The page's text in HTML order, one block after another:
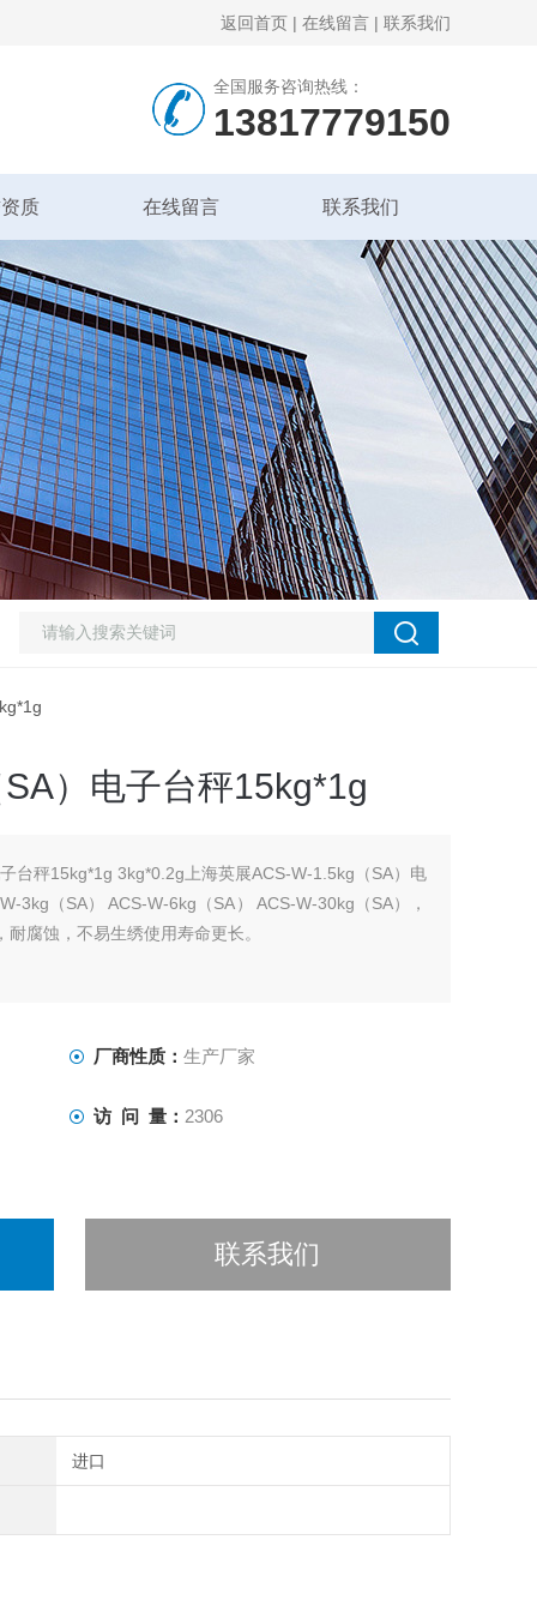
返回首页 | 在线留言 | 联系我们
全国服务咨询热线：
13817779150
质 在线留言 联系我们
）电子台秤15kg*1g
台秤15kg*1g 3kg*0.2g上海英展ACS-W-1.5kg（SA）电
3kg（SA） ACS-W-6kg（SA） ACS-W-30kg（SA），
腐蚀，不易生绣使用寿命更长。
厂商性质： 生产厂家
访 问 量： 2306
联系我们
进口